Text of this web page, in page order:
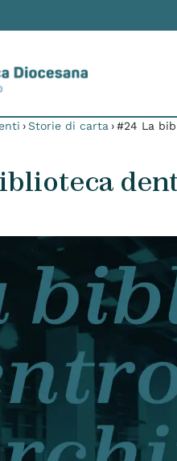
›Storie di carta ›#24 La